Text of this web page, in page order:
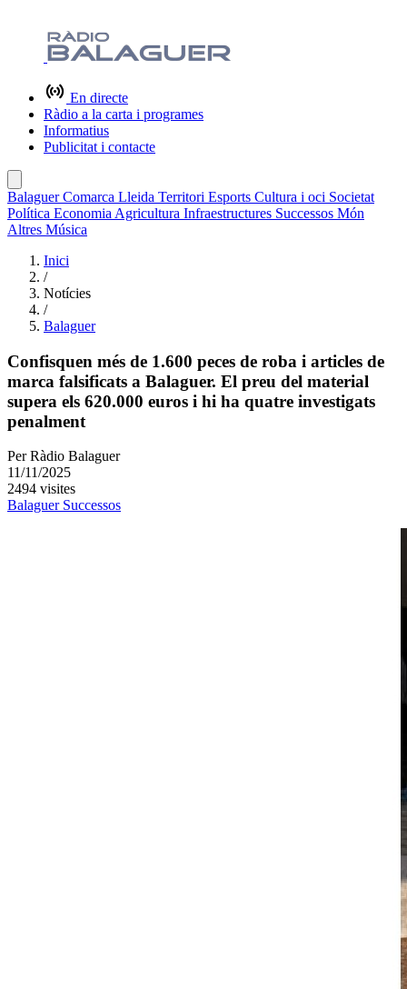
En directe
Ràdio a la carta i programes
Informatius
Publicitat i contacte
BalaguerComarca Lleida Territori Esports Cultura i oci Societat
Política Economia Agricultura Infraestructures Successos Món
Altres Música
Inici
/
Notícies
/
Balaguer
Confisquen més de 1.600 peces de roba i articles de
marca falsificats a Balaguer. El preu del material
supera els 620.000 euros i hi ha quatre investigats
penalment
Per Ràdio Balaguer
11/11/2025
2494 visites
Balaguer Successos